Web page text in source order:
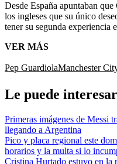
Desde España apuntaban
los ingleses que su único
tener su segunda experiencia
VER MÁS
Pep GuardiolaManchester
Le puede interesar
Primeras imágenes de Messi
llegando a Argentina
Pico y placa regional este
horarios y la multa si lo
Cristina Hurtado estuvo en la